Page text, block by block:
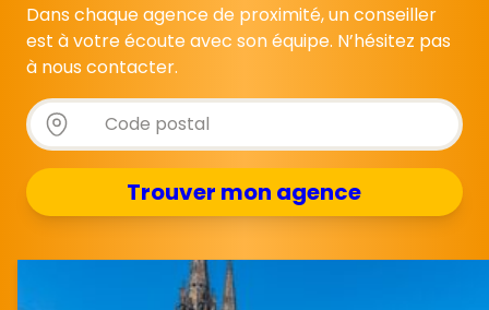
Dans chaque agence de proximité, un conseiller
est à votre écoute avec son équipe. N’hésitez pas
à nous contacter.
Store locator - Autocompletion
Rechercher
Trouver mon agence